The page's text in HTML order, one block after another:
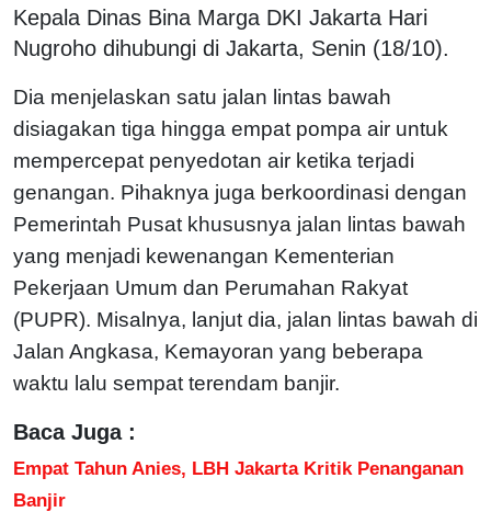
Kepala Dinas Bina Marga DKI Jakarta Hari
Nugroho dihubungi di Jakarta, Senin (18/10).
Dia menjelaskan satu jalan lintas bawah
disiagakan tiga hingga empat pompa air untuk
mempercepat penyedotan air ketika terjadi
genangan. Pihaknya juga berkoordinasi dengan
Pemerintah Pusat khususnya jalan lintas bawah
yang menjadi kewenangan Kementerian
Pekerjaan Umum dan Perumahan Rakyat
(PUPR). Misalnya, lanjut dia, jalan lintas bawah di
Jalan Angkasa, Kemayoran yang beberapa
waktu lalu sempat terendam banjir.
Baca Juga :
Empat Tahun Anies, LBH Jakarta Kritik Penanganan
Banjir